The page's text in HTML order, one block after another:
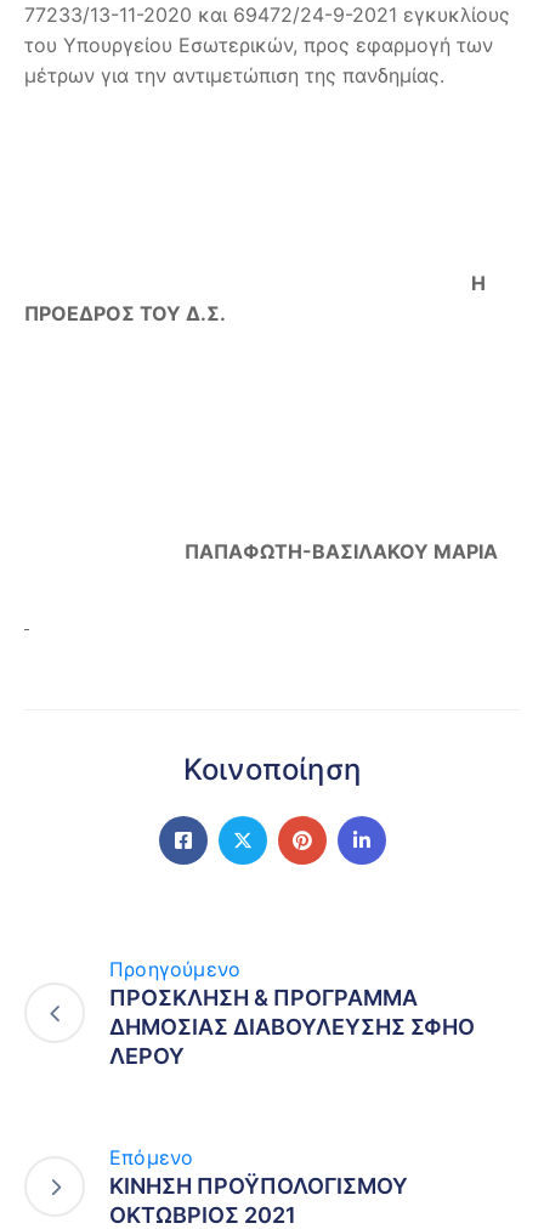
77233/13-11-2020 και 69472/24-9-2021 εγκυκλίους
του Υπουργείου Εσωτερικών, προς εφαρμογή των
μέτρων για την αντιμετώπιση της πανδημίας.
Η
ΠΡΟΕΔΡΟΣ ΤΟΥ Δ.Σ.
ΠΑΠΑΦΩΤΗ-ΒΑΣΙΛΑΚΟΥ ΜΑΡΙΑ
Κοινοποίηση
Προηγούμενο
ΠΡΟΣΚΛΗΣΗ & ΠΡΟΓΡΑΜΜΑ
ΔΗΜΟΣΙΑΣ ΔΙΑΒΟΥΛΕΥΣΗΣ ΣΦΗΟ
ΛΕΡΟΥ
Επόμενο
ΚΙΝΗΣΗ ΠΡΟΫΠΟΛΟΓΙΣΜΟΥ
ΟΚΤΩΒΡΙΟΣ 2021